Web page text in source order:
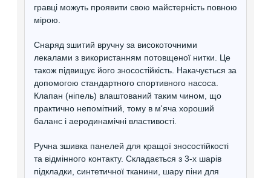
гравці можуть проявити свою майстерність повною
мірою.
Снаряд зшитий вручну за високоточними
лекалами з використанням потовщеної нитки. Це
також підвищує його зносостійкість. Накачується за
допомогою стандартного спортивного насоса.
Клапан (ніпель) влаштований таким чином, що
практично непомітний, тому в м'яча хороший
баланс і аеродинамічні властивості.
Ручна зшивка панелей для кращої зносостійкості
та відмінного контакту. Складається з 3-х шарів
підкладки, синтетичної тканини, шару піни для